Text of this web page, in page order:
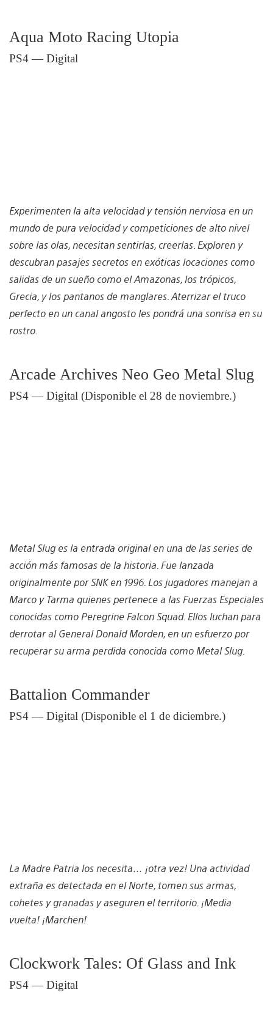
Aqua Moto Racing Utopia
PS4 — Digital
Experimenten la alta velocidad y tensión nerviosa en un
mundo de pura velocidad y competiciones de alto nivel
sobre las olas, necesitan sentirlas, creerlas. Exploren y
descubran pasajes secretos en exóticas locaciones como
salidas de un sueño como el Amazonas, los trópicos,
Grecia, y los pantanos de manglares. Aterrizar el truco
perfecto en un canal angosto les pondrá una sonrisa en su
rostro.
Arcade Archives Neo Geo Metal Slug
PS4 — Digital (Disponible el 28 de noviembre.)
Metal Slug es la entrada original en una de las series de
acción más famosas de la historia. Fue lanzada
originalmente por SNK en 1996. Los jugadores manejan a
Marco y Tarma quienes pertenece a las Fuerzas Especiales
conocidas como Peregrine Falcon Squad. Ellos luchan para
derrotar al General Donald Morden, en un esfuerzo por
recuperar su arma perdida conocida como Metal Slug.
Battalion Commander
PS4 — Digital (Disponible el 1 de diciembre.)
La Madre Patria los necesita… ¡otra vez! Una actividad
extraña es detectada en el Norte, tomen sus armas,
cohetes y granadas y aseguren el territorio. ¡Media
vuelta! ¡Marchen!
Clockwork Tales: Of Glass and Ink
PS4 — Digital